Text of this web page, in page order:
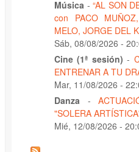
Música - “AL SON
con PACO
MELO, JORGE DEL
Sáb, 08/08/2026 -
Cine (1ª sesión) -
ENTRENAR A TU
Mar, 11/08/2026 -
Danza
-
"SOLERA
Mié, 12/08/2026 -